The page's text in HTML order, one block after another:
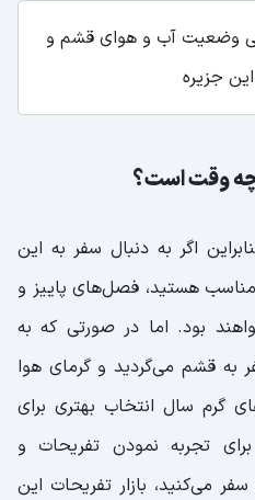
عاشقان ماشین سواری
در قشم
وضعیت آب و هوای قشم و
جزیره
چه وقت است؟
اگر به دنبال سفر به این
هستید، فصل‌های پاییز و
بود. اما در صورتی‌ که به
به قشم می‌گردید و گرمای هوا
گرم سال انتخاب بهتری برای
تجربه نمودن تفریحات و
می‌کنید، بازار تفریحات این